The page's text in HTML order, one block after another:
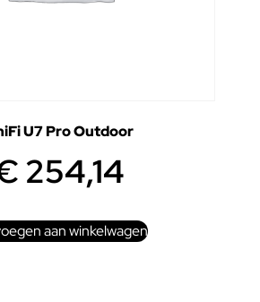
U7 Pro Outdoor
254,14
aan winkelwagen